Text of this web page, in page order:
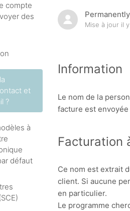
compte
des
et
?
à
défaut
Mise à jour il
Information
Le nom de la
facture est
Facturation
Ce nom est extrait
client. Si aucune
en particulier.
Le programme